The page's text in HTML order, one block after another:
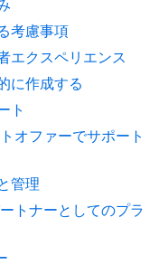
考慮事項
エクスペリエンス
に作成する
ト
オファーでサポート
管理
トナーとしてのプラ